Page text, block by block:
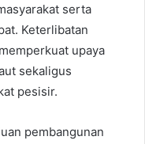
serta
Keterlibatan
upaya
sekaligus
pesisir.
pembangunan